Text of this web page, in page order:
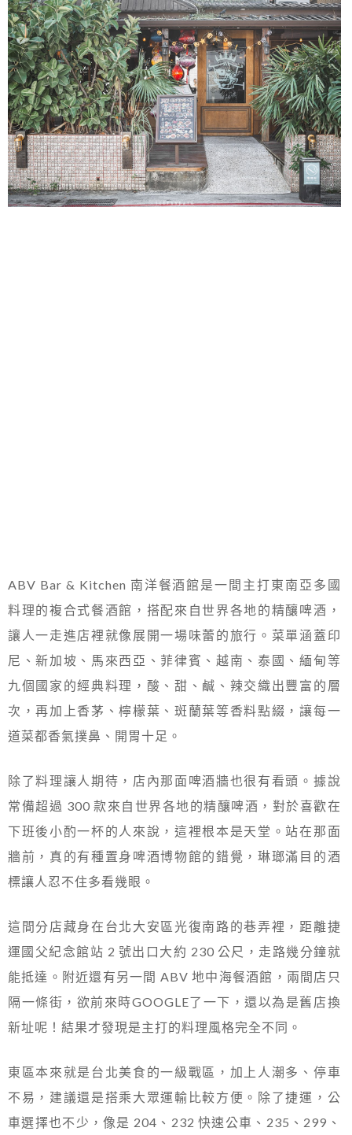
ABV Bar & Kitchen 南洋餐酒館是一間主打東南亞多國
料理的複合式餐酒館，搭配來自世界各地的精釀啤酒，
讓人一走進店裡就像展開一場味蕾的旅行。菜單涵蓋印
尼、新加坡、馬來西亞、菲律賓、越南、泰國、緬甸等
九個國家的經典料理，酸、甜、鹹、辣交織出豐富的層
次，再加上香茅、檸檬葉、斑蘭葉等香料點綴，讓每一
道菜都香氣撲鼻、開胃十足。
除了料理讓人期待，店內那面啤酒牆也很有看頭。據說
常備超過 300 款來自世界各地的精釀啤酒，對於喜歡在
下班後小酌一杯的人來說，這裡根本是天堂。站在那面
牆前，真的有種置身啤酒博物館的錯覺，琳瑯滿目的酒
標讓人忍不住多看幾眼。
這間分店藏身在台北大安區光復南路的巷弄裡，距離捷
運國父紀念館站 2 號出口大約 230 公尺，走路幾分鐘就
能抵達。附近還有另一間 ABV 地中海餐酒館，兩間店只
隔一條街，欲前來時GOOGLE了一下，還以為是舊店換
新址呢！結果才發現是主打的料理風格完全不同。
東區本來就是台北美食的一級戰區，加上人潮多、停車
不易，建議還是搭乘大眾運輸比較方便。除了捷運，公
車選擇也不少，像是 204、232 快速公車、235、299、